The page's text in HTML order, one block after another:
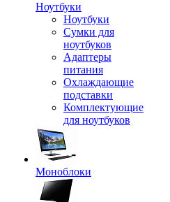
Ноутбуки
Ноутбуки
Сумки для
ноутбуков
Адаптеры
питания
Охлаждающие
подставки
Комплектующие
для ноутбуков
Моноблоки